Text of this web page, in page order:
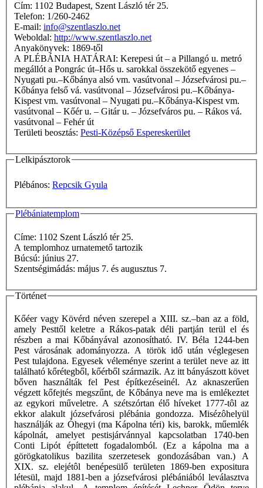
Cím: 1102 Budapest, Szent László tér 25.
Telefon: 1/260-2462
E-mail: info@szentlaszlo.net
Weboldal: http://www.szentlaszlo.net
Anyakönyvek: 1869-től
A PLÉBÁNIA HATÁRAI: Kerepesi út – a Pillangó u. metró
megállót a Pongrác út–Hős u. sarokkal összekötő egyenes –
Nyugati pu.–Kőbánya alsó vm. vasútvonal – Józsefvárosi pu.–
Kőbánya felső vá. vasútvonal – Józsefvárosi pu.–Kőbánya-
Kispest vm. vasútvonal – Nyugati pu.–Kőbánya-Kispest vm.
vasútvonal – Kőér u. – Gitár u. – Józsefváros pu. – Rákos vá.
vasútvonal – Fehér út
Területi beosztás: Pesti-Középső Espereskerület
Lelkipásztorok
Plébános: Repcsik Gyula
Plébániatemplom
Címe: 1102 Szent László tér 25.
A templomhoz urnatemető tartozik
Búcsú: június 27.
Szentségimádás: május 7. és augusztus 7.
Történet
Kőéer vagy Kövérd néven szerepel a XIII. sz.–ban az a föld,
amely Pesttől keletre a Rákos-patak déli partján terül el és
részben a mai Kőbányával azonosítható. IV. Béla 1244-ben
Pest városának adományozza. A török idő után véglegesen
Pest tulajdona. Egyesek véleménye szerint a terület neve az itt
található kőrétegből, kőérből származik. Az itt bányászott követ
bőven használták fel Pest építkezéseinél. Az aknaszerűen
végzett kőfejtés megszűnt, de Kőbánya neve ma is emlékeztet
az egykori műveletre. A szétszórtan élő híveket 1777-tôl az
ekkor alakult józsefvárosi plébánia gondozza. Misézôhelyül
használják az Óhegyi (ma Kápolna téri) kis, barokk, műemlék
kápolnát, amelyet pestisjárvánnyal kapcsolatban 1740-ben
Conti Lipót építtetett fogadalomból. (Ez a kápolna ma a
görögkatolikus bazilita szerzetesek gondozásában van.) A
XIX. sz. elejétôl benépesülő területen 1869-ben expositura
létesül, majd 1881-ben a józsefvárosi plébániából leválasztva